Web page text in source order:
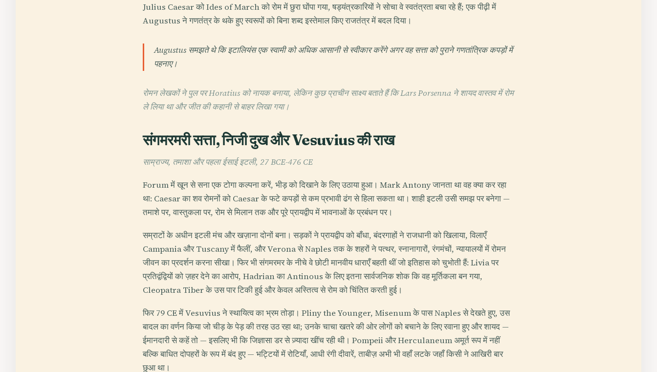
Julius Caesar को Ides of March को रोम में छुरा घोंपा गया, षड्यंत्रकारियों ने सोचा वे स्वतंत्रता बचा रहे हैं; एक पीढ़ी में
Augustus ने गणतंत्र के थके हुए स्वरूपों को बिना शब्द इस्तेमाल किए राजतंत्र में बदल दिया।
Augustus समझते थे कि इटालियंस एक स्वामी को अधिक आसानी से स्वीकार करेंगे अगर वह सत्ता को पुराने गणतांत्रिक कपड़ों में
पहनाए।
रोमन लेखकों ने पुल पर Horatius को नायक बनाया, लेकिन कुछ प्राचीन साक्ष्य बताते हैं कि Lars Porsenna ने शायद वास्तव में रोम
ले लिया था और जीत की कहानी से बाहर लिखा गया।
संगमरमरी सत्ता, निजी दुख और Vesuvius की राख
साम्राज्य, तमाशा और पहला ईसाई इटली, 27 BCE-476 CE
Forum में खून से सना एक टोगा कल्पना करें, भीड़ को दिखाने के लिए उठाया हुआ। Mark Antony जानता था वह क्या कर रहा
था: Caesar का शव रोमनों को Caesar के फटे कपड़ों से कम प्रभावी ढंग से हिला सकता था। शाही इटली उसी समझ पर बनेगा —
तमाशे पर, वास्तुकला पर, रोम से मिलान तक और पूरे प्रायद्वीप में भावनाओं के प्रबंधन पर।
सम्राटों के अधीन इटली मंच और खज़ाना दोनों बना। सड़कों ने प्रायद्वीप को बाँधा, बंदरगाहों ने राजधानी को खिलाया, विलाएँ
Campania और Tuscany में फैलीं, और Verona से Naples तक के शहरों ने पत्थर, स्नानागारों, रंगमंचों, न्यायालयों में रोमन
जीवन का प्रदर्शन करना सीखा। फिर भी संगमरमर के नीचे वे छोटी मानवीय धाराएँ बहती थीं जो इतिहास को चुभोती हैं: Livia पर
प्रतिद्वंद्वियों को ज़हर देने का आरोप, Hadrian का Antinous के लिए इतना सार्वजनिक शोक कि वह मूर्तिकला बन गया,
Cleopatra Tiber के उस पार टिकी हुई और केवल अस्तित्व से रोम को चिंतित करती हुई।
फिर 79 CE में Vesuvius ने स्थायित्व का भ्रम तोड़ा। Pliny the Younger, Misenum के पास Naples से देखते हुए, उस
बादल का वर्णन किया जो चीड़ के पेड़ की तरह उठ रहा था; उनके चाचा खतरे की ओर लोगों को बचाने के लिए रवाना हुए और शायद —
ईमानदारी से कहें तो — इसलिए भी कि जिज्ञासा डर से ज़्यादा खींच रही थी। Pompeii और Herculaneum अमूर्त रूप में नहीं
बल्कि बाधित दोपहरों के रूप में बंद हुए — भट्टियों में रोटियाँ, आधी रंगी दीवारें, ताबीज़ अभी भी वहाँ लटके जहाँ किसी ने आखिरी बार
छुआ था।